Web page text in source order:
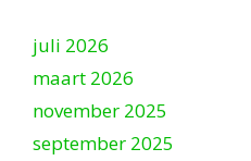
juli 2026
maart 2026
november 2025
september 2025